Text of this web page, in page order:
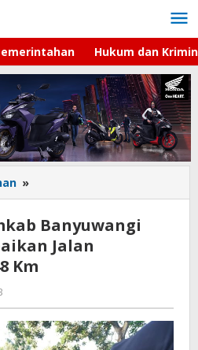
Hukum dan
»
2024,
Banyuwangi
Tuntaskan
Perbaikan
Km
Banyuwangi
Jalan
Km
Andika
DP